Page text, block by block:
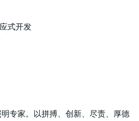
式开发
专家。以拼搏、创新、尽责、厚德